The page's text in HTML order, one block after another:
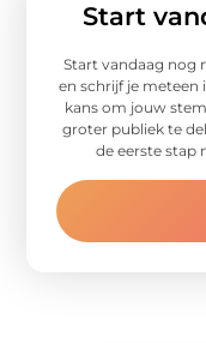
Start
Start vandaag nog
en schrijf je meteen
kans om jouw
groter publiek te
de eerste stap